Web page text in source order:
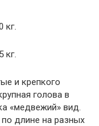
кг.
кг.
и крепкого
голова в
«медвежий» вид.
длине на разных